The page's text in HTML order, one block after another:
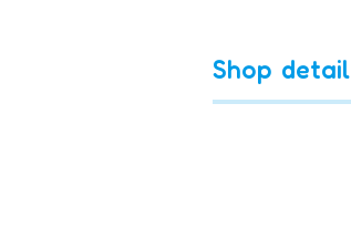
Shop detail